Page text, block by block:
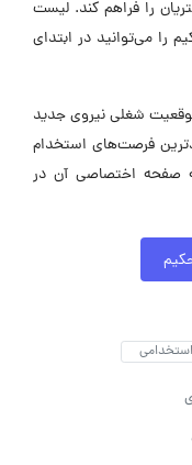
را فراهم کند. لیست
را می‌توانید در ابتدای
حکیم در حال حاضر در ۵ موقعیت شغلی نیروی جدید
فرصت‌های استخدام
صفحه اختصاصی آن در
استخدامی